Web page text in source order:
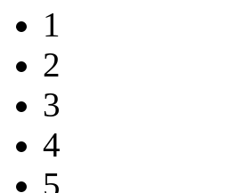
1
2
3
4
5